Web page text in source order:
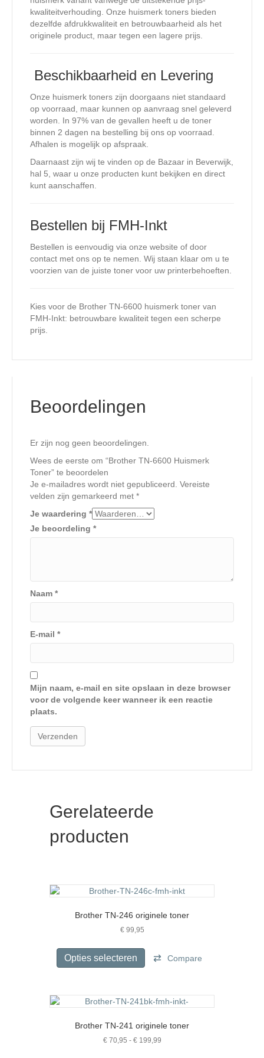
kwaliteitverhouding. Onze huismerk toners bieden
dezelfde afdrukkwaliteit en betrouwbaarheid als het
originele product, maar tegen een lagere prijs.
️ Beschikbaarheid en Levering
Onze huismerk toners zijn doorgaans niet standaard
op voorraad, maar kunnen op aanvraag snel geleverd
worden. In 97% van de gevallen heeft u de toner
binnen 2 dagen na bestelling bij ons op voorraad.
Afhalen is mogelijk op afspraak.
Daarnaast zijn wij te vinden op de Bazaar in Beverwijk,
hal 5, waar u onze producten kunt bekijken en direct
kunt aanschaffen.
Bestellen bij FMH-Inkt
Bestellen is eenvoudig via onze website of door
contact met ons op te nemen. Wij staan klaar om u te
voorzien van de juiste toner voor uw printerbehoeften.
Kies voor de Brother TN-6600 huismerk toner van
FMH-Inkt: betrouwbare kwaliteit tegen een scherpe
prijs.
Beoordelingen
Er zijn nog geen beoordelingen.
Wees de eerste om “Brother TN-6600 Huismerk
Toner” te beoordelen
Je e-mailadres wordt niet gepubliceerd. Vereiste
velden zijn gemarkeerd met *
Je waardering *
Je beoordeling *
Naam *
E-mail *
Mijn naam, e-mail en site opslaan in deze browser
voor de volgende keer wanneer ik een reactie
plaats.
Gerelateerde
producten
Brother TN-246 originele toner
€99,95
Opties selecteren
product
Deze
kan
gekozen
Compare
Brother TN-241 originele toner
€70,95 - €199,99Prijsklasse: